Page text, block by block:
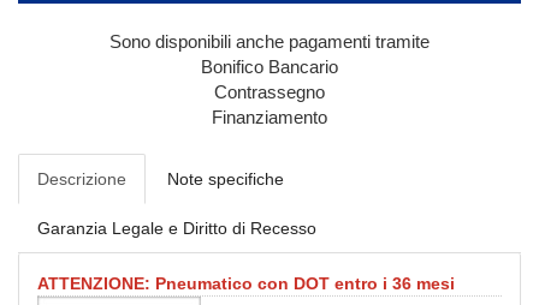
Sono disponibili anche pagamenti tramite
Bonifico Bancario
Contrassegno
Finanziamento
Descrizione Note specifiche
Garanzia Legale e Diritto di Recesso
ATTENZIONE: Pneumatico con DOT entro i 36 mesi